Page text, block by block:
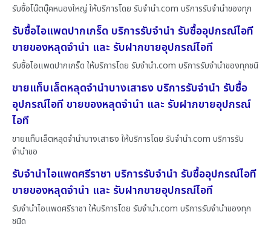
รับซื้อโน๊ตบุ๊คหนองใหญ่ ให้บริการโดย รับจํานํา.com บริการรับจำนำของทุก
รับซื้อไอแพดปากเกร็ด บริการรับจำนำ รับซื้ออุปกรณ์ไอที
ขายของหลุดจำนำ และ รับฝากขายอุปกรณ์ไอที
รับซื้อไอแพดปากเกร็ด ให้บริการโดย รับจํานํา.com บริการรับจำนำของทุกชนิ
ขายแท็บเล็ตหลุดจำนำบางเสาธง บริการรับจำนำ รับซื้อ
อุปกรณ์ไอที ขายของหลุดจำนำ และ รับฝากขายอุปกรณ์
ไอที
ขายแท็บเล็ตหลุดจำนำบางเสาธง ให้บริการโดย รับจํานํา.com บริการรับ
จำนำขอ
รับจำนำไอแพดศรีราชา บริการรับจำนำ รับซื้ออุปกรณ์ไอที
ขายของหลุดจำนำ และ รับฝากขายอุปกรณ์ไอที
รับจำนำไอแพดศรีราชา ให้บริการโดย รับจํานํา.com บริการรับจำนำของทุก
ชนิด